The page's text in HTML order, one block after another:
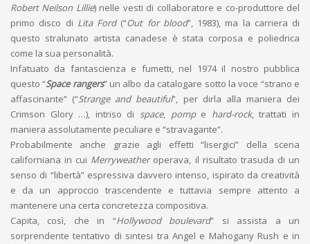
Robert Neilson Lillie) nelle vesti di collaboratore e co-produttore del
primo disco di Lita Ford(“Out for blood”, 1983), ma la carriera di
questo stralunato artista canadese è stata corposa e poliedrica
come la sua personalità.
Infatuato da fantascienza e fumetti, nel 1974 il nostro pubblica
questo “Space rangers” un albo da catalogare sotto la voce “strano e
affascinante” (“Strange and beautiful”, per dirla alla maniera dei
Crimson Glory …), intriso di space, pompe hard-rock, trattati in
maniera assolutamente peculiare e “stravagante”.
Probabilmente anche grazie agli effetti “lisergici” della scena
californiana in cui Merryweatheroperava, il risultato trasuda di un
senso di “libertà” espressiva davvero intenso, ispirato da creatività
e da un approccio trascendente e tuttavia sempre attento a
mantenere una certa concretezza compositiva.
Capita, così, che in “Hollywood boulevard” si assista a un
sorprendente tentativo di sintesi tra Angel e Mahogany Rush e in